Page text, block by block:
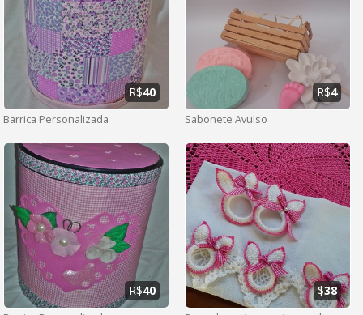
Barrica Personalizada
R$40
Sabonete Avulso
R$4
R$40 $38